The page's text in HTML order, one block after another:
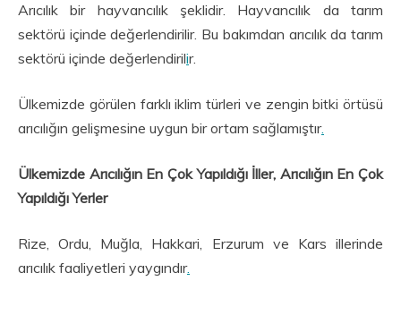
Arıcılık bir hayvancılık şeklidir. Hayvancılık da tarım
sektörü içinde değerlendirilir. Bu bakımdan arıcılık da tarım
sektörü içinde değerlendirilir.
Ülkemizde görülen farklı iklim türleri ve zengin bitki örtüsü
arıcılığın gelişmesine uygun bir ortam sağlamıştır.
Ülkemizde Arıcılığın En Çok Yapıldığı İller, Arıcılığın En Çok
Yapıldığı Yerler
Rize, Ordu, Muğla, Hakkari, Erzurum ve Kars illerinde
arıcılık faaliyetleri yaygındır.